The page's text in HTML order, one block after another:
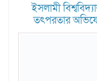
ইসলামী
তৎপরতার